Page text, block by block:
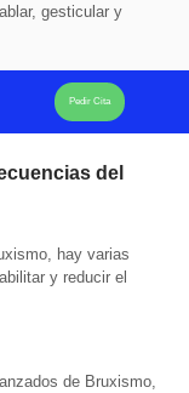
gesticular y
Pedir Cita
del
hay varias
y reducir el
de Bruxismo,